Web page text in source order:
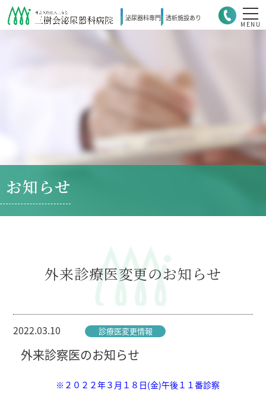
泌尿器科専門 透析施設あり
MENU
お知らせ
外来診療医変更のお知らせ
2022.03.10 診療医変更情報
外来診察医のお知らせ
※２０２２年３月１８日(金)午後１１番診察